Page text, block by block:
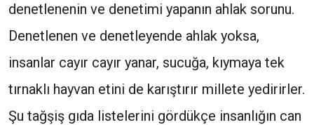
denetlenenin ve denetimi yapanın ahlak sorunu.
Denetlenen ve denetleyende ahlak yoksa,
insanlar cayır cayır yanar, sucuğa, kıymaya tek
tırnaklı hayvan etini de karıştırır millete yedirirler.
Şu tağşiş gıda listelerini gördükçe insanlığın can